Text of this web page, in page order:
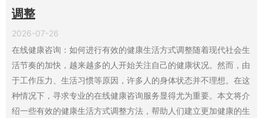
调整
2026-07-26
在线健康咨询：如何进行有效的健康生活方式调整随着现代社会生
活节奏的加快，越来越多的人开始关注自己的健康状况。然而，由
于工作压力、生活习惯等原因，许多人的身体状态并不理想。在这
种情况下，寻求专业的在线健康咨询服务显得尤为重要。本文将介
绍一些有效的健康生活方式调整方法，帮助人们建立更加健康的生